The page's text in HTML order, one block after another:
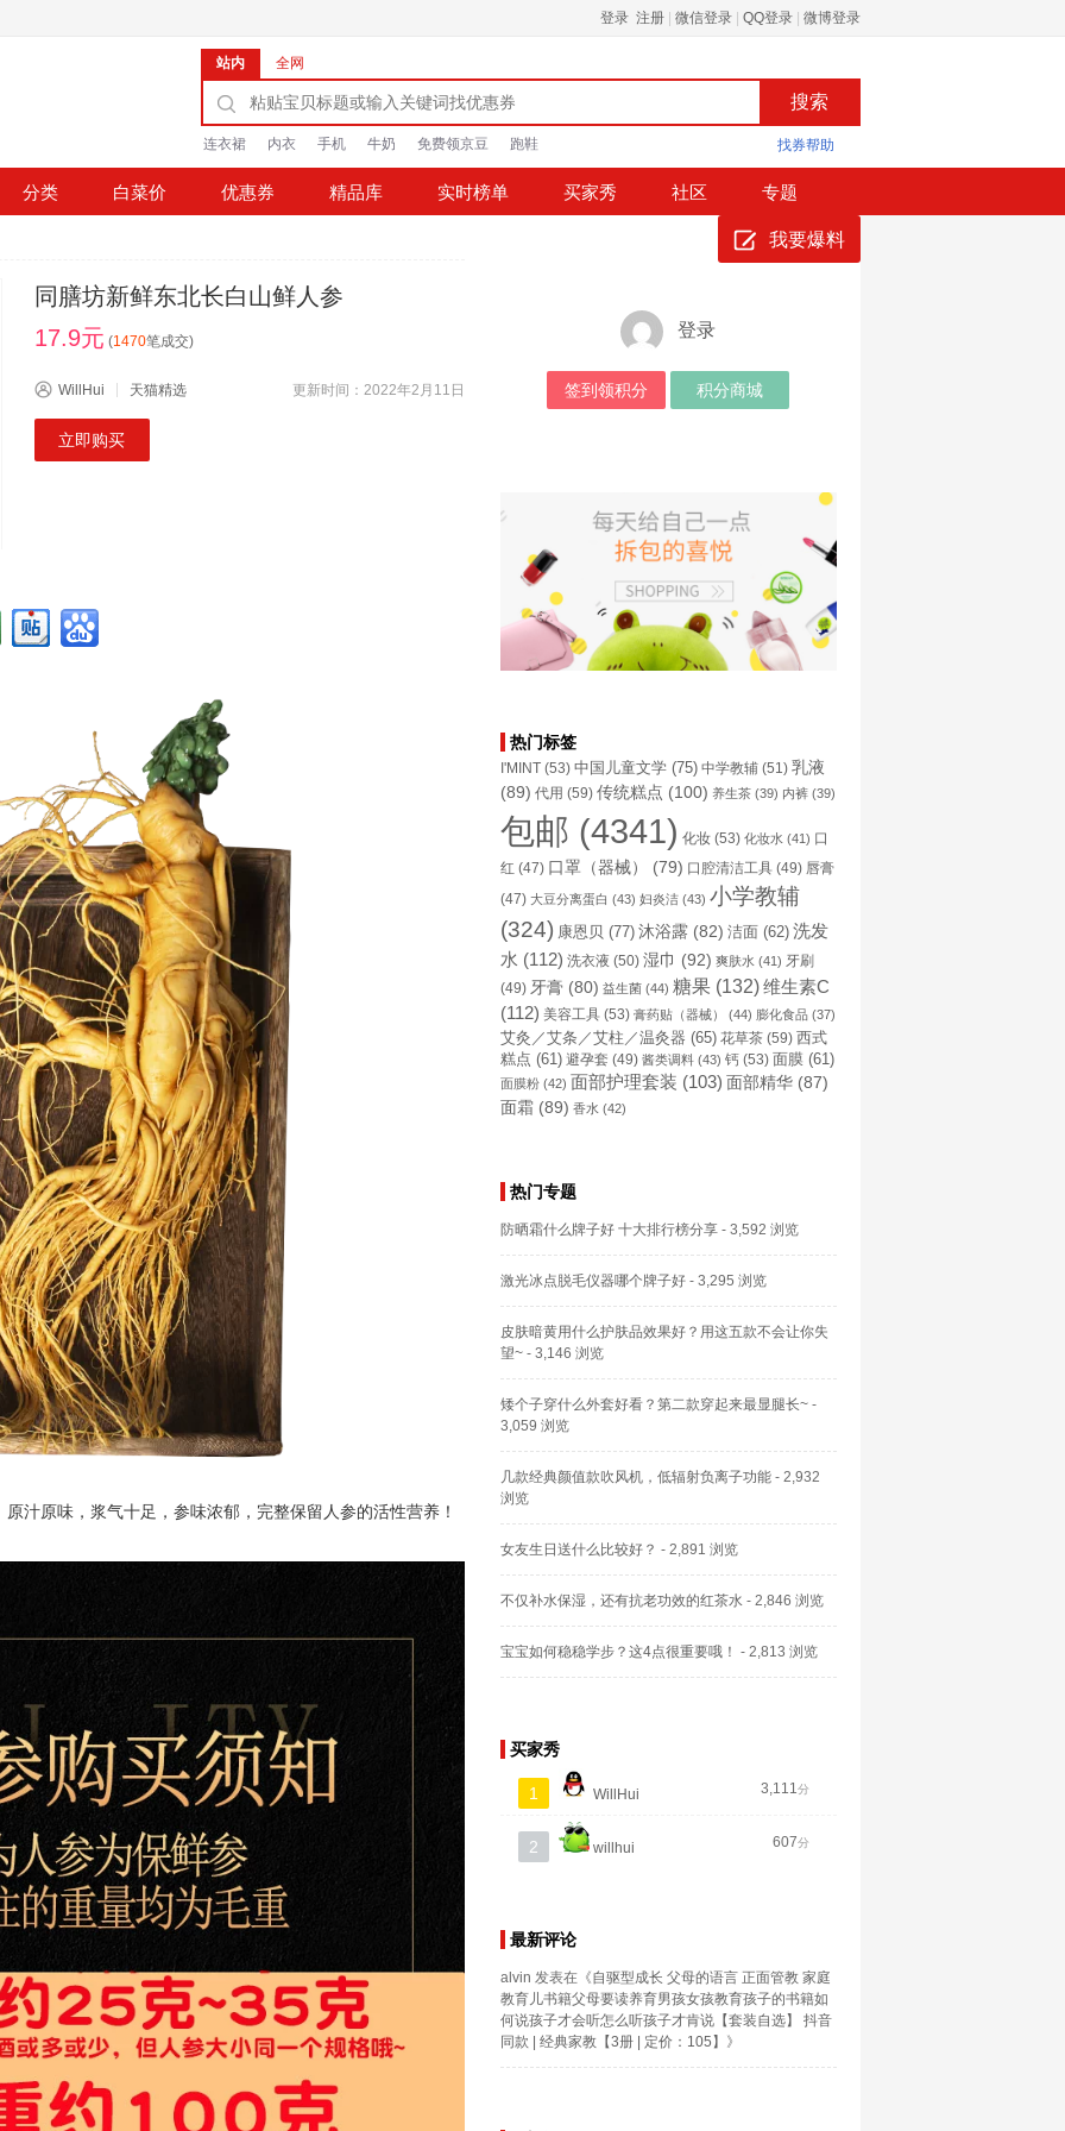
登录 注册 微信登录 QQ登录 微博登录
站内 全网
连衣裙 内衣 手机 牛奶 免费领京豆 跑鞋 找券帮助
分类 白菜价 优惠券 精品库 实时榜单 买家秀 社区 专题
我要爆料
同膳坊新鲜东北长白山鲜人参
17.9元 (1470笔成交)
WillHui 天猫精选 更新时间：2022年2月11日
立即购买
汁原味，浆气十足，参味浓郁，完整保留人参的活性营养！
登录
签到领积分 积分商城
热门标签
I'MINT(53) 中国儿童文学(75) 中学教辅(51) 乳液
(89) 代用 (59) 传统糕点 (100) 养生茶(39) 内裤(39)
包邮 (4341) 化妆(53) 化妆水 (41) 口
红 (47) 口罩（器械） (79) 口腔清洁工具(49) 唇膏
(47) 大豆分离蛋白 (43) 妇炎洁(43) 小学教辅
(324) 康恩贝 (77) 沐浴露(82) 洁面 (62) 洗发
水 (112) 洗衣液 (50) 湿巾 (92) 爽肤水 (41) 牙刷
(49) 牙膏(80) 益生菌(44) 糖果(132)维生素C
(112) 美容工具(53) 膏药贴（器械） (44) 膨化食品(37)
艾灸／艾条／艾柱／温灸器 (65) 花草茶(59) 西式
糕点 (61) 避孕套 (49) 酱类调料(43) 钙(53) 面膜 (61)
面膜粉(42) 面部护理套装 (103) 面部精华(87)
面霜(89) 香水 (42)
热门专题
防晒霜什么牌子好 十大排行榜分享- 3,592 浏览
激光冰点脱毛仪器哪个牌子好- 3,295 浏览
皮肤暗黄用什么护肤品效果好？用这五款不会让你失
望~- 3,146 浏览
矮个子穿什么外套好看？第二款穿起来最显腿长~-
3,059 浏览
几款经典颜值款吹风机，低辐射负离子功能- 2,932
浏览
女友生日送什么比较好？ - 2,891 浏览
不仅补水保湿，还有抗老功效的红茶水- 2,846 浏览
宝宝如何稳稳学步？这4点很重要哦！ - 2,813 浏览
买家秀
1 WillHui 3,111分
2 willhui 607分
最新评论
alvin 发表在《自驱型成长 父母的语言 正面管教 家庭
教育儿书籍父母要读养育男孩女孩教育孩子的书籍如
何说孩子才会听怎么听孩子才肯说【套装自选】 抖音
同款 | 经典家教【3册 | 定价：105】 》